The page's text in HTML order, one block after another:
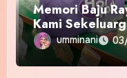
Memori Baju
Kami
Pakaian Hari-
umminani